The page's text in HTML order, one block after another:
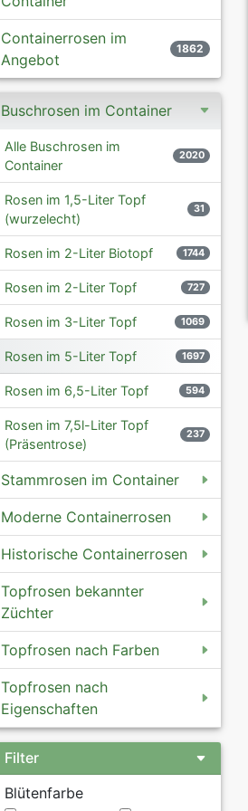
Containerrosen im
Angebot
1862
Buschrosen im Container
Alle Buschrosen im
Container
2020
Rosen im 1,5-Liter Topf
(wurzelecht)
31
Rosen im 2-Liter Biotopf 1744
Rosen im 2-Liter Topf 727
Rosen im 3-Liter Topf 1069
Rosen im 5-Liter Topf 1697
Rosen im 6,5-Liter Topf 594
Rosen im 7,5l-Liter Topf
(Präsentrose)
237
Stammrosen im Container
Moderne Containerrosen
Historische Containerrosen
Topfrosen bekannter
Züchter
Topfrosen nach Farben
Topfrosen nach
Eigenschaften
Filter
Blütenfarbe